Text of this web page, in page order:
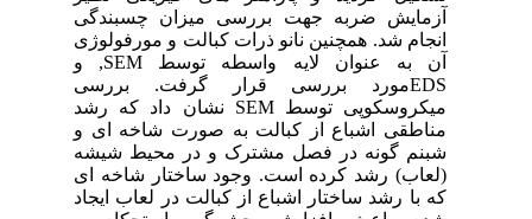
آزمایش ضربه جهت بررسی میزان چسبندگی
انجام شد. همچنین نانو ذرات کبالت و مورفولوژی
آن به عنوان لایه واسطه توسط SEM, و
EDSمورد بررسی قرار گرفت. بررسی
میکروسکوپی توسط SEM نشان داد که رشد
مناطقی اشباع از کبالت به صورت شاخه ای و
شبنم گونه در فصل مشترک و در محیط شیشه
(لعاب) رشد کرده است. وجود ساختار شاخه ای
که با رشد ساختار اشباع از کبالت در لعاب ایجاد